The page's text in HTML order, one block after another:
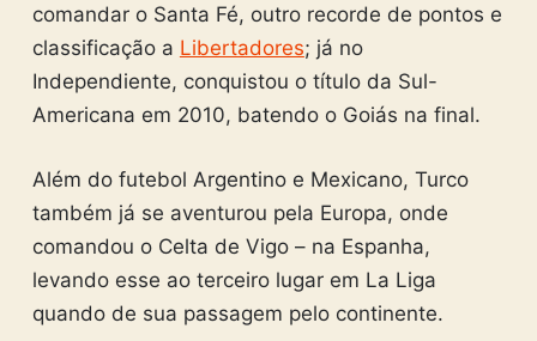
comandar o Santa Fé, outro recorde de pontos e
classificação a Libertadores; já no
Independiente, conquistou o título da Sul-
Americana em 2010, batendo o Goiás na final.
Além do futebol Argentino e Mexicano, Turco
também já se aventurou pela Europa, onde
comandou o Celta de Vigo – na Espanha,
levando esse ao terceiro lugar em La Liga
quando de sua passagem pelo continente.